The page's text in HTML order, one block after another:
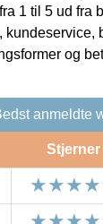
1 til 5 ud fra
kundeservice,
og
anmeldte
Stjerner